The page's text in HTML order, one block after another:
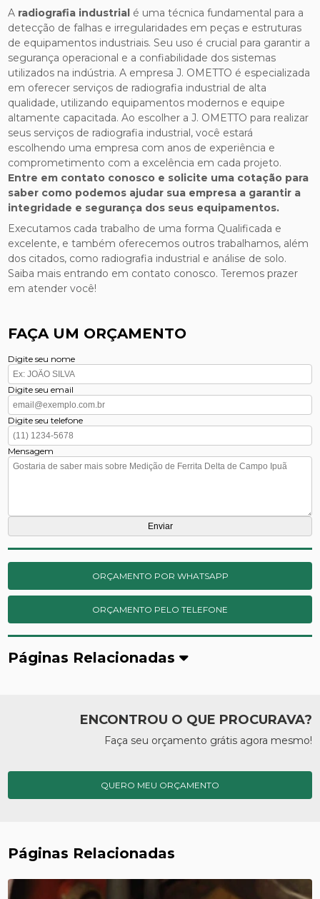
A radiografia industrial é uma técnica fundamental para a
detecção de falhas e irregularidades em peças e estruturas
de equipamentos industriais. Seu uso é crucial para garantir a
segurança operacional e a confiabilidade dos sistemas
utilizados na indústria. A empresa J. OMETTO é especializada
em oferecer serviços de radiografia industrial de alta
qualidade, utilizando equipamentos modernos e equipe
altamente capacitada. Ao escolher a J. OMETTO para realizar
seus serviços de radiografia industrial, você estará
escolhendo uma empresa com anos de experiência e
comprometimento com a excelência em cada projeto.
Entre em contato conosco e solicite uma cotação para
saber como podemos ajudar sua empresa a garantir a
integridade e segurança dos seus equipamentos.
Executamos cada trabalho de uma forma Qualificada e
excelente, e também oferecemos outros trabalhamos, além
dos citados, como radiografia industrial e análise de solo.
Saiba mais entrando em contato conosco. Teremos prazer
em atender você!
FAÇA UM ORÇAMENTO
Digite seu nome
Digite seu email
Digite seu telefone
Mensagem
ORÇAMENTO POR WHATSAPP
ORÇAMENTO PELO TELEFONE
Páginas Relacionadas
ENCONTROU O QUE PROCURAVA?
Faça seu orçamento grátis agora mesmo!
QUERO MEU ORÇAMENTO
Páginas Relacionadas